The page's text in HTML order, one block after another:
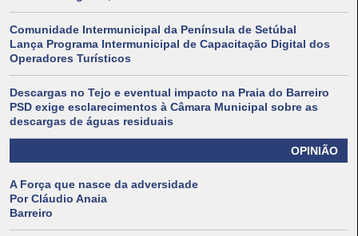
Comunidade Intermunicipal da Península de Setúbal
Lança Programa Intermunicipal de Capacitação Digital dos
Operadores Turísticos
Descargas no Tejo e eventual impacto na Praia do Barreiro
PSD exige esclarecimentos à Câmara Municipal sobre as
descargas de águas residuais
OPINIÃO
A Força que nasce da adversidade
Por Cláudio Anaia
Barreiro